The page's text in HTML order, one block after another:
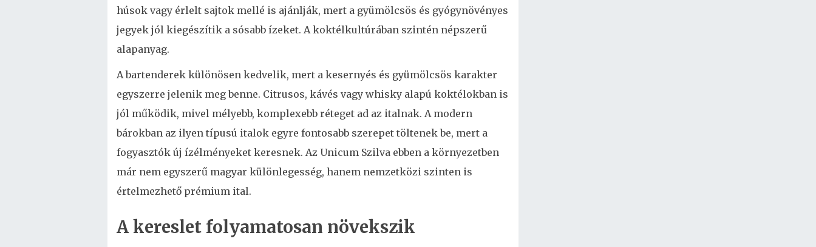
húsok vagy érlelt sajtok mellé is ajánlják, mert a gyümölcsös és gyógynövényes
jegyek jól kiegészítik a sósabb ízeket. A koktélkultúrában szintén népszerű
alapanyag.
A bartenderek különösen kedvelik, mert a kesernyés és gyümölcsös karakter
egyszerre jelenik meg benne. Citrusos, kávés vagy whisky alapú koktélokban is
jól működik, mivel mélyebb, komplexebb réteget ad az italnak. A modern
bárokban az ilyen típusú italok egyre fontosabb szerepet töltenek be, mert a
fogyasztók új ízélményeket keresnek. Az Unicum Szilva ebben a környezetben
már nem egyszerű magyar különlegesség, hanem nemzetközi szinten is
értelmezhető prémium ital.
A kereslet folyamatosan növekszik